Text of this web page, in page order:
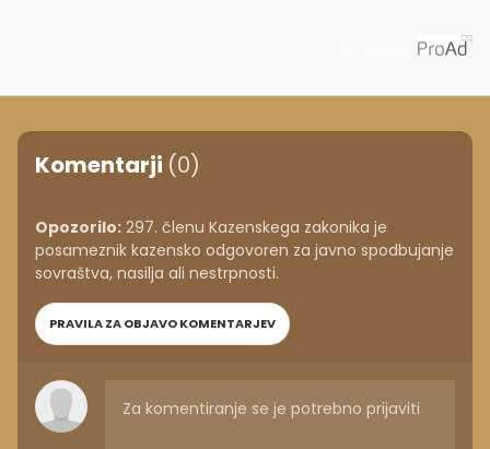
Komentarji (0)
Opozorilo: 297. členu Kazenskega zakonika je
posameznik kazensko odgovoren za javno spodbujanje
sovraštva, nasilja ali nestrpnosti.
PRAVILA ZA OBJAVO KOMENTARJEV